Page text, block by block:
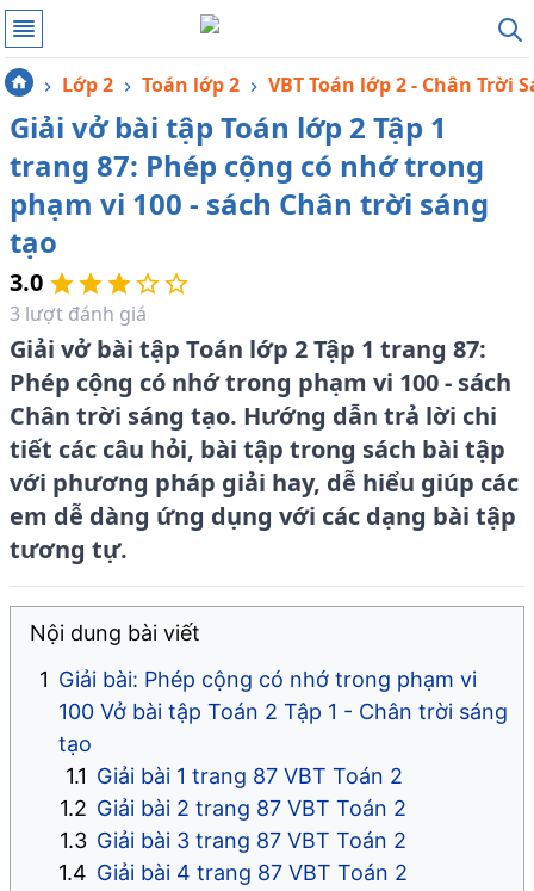
Lớp 2 Toán lớp 2 VBT Toán lớp 2 - Chân Trời
Giải vở bài tập Toán lớp 2 Tập 1
trang 87: Phép cộng có nhớ trong
phạm vi 100 - sách Chân trời sáng
tạo
Giải vở bài tập Toán lớp 2 Tập 1 trang 87:
Phép cộng có nhớ trong phạm vi 100 - sách
Chân trời sáng tạo. Hướng dẫn trả lời chi
tiết các câu hỏi, bài tập trong sách bài tập
với phương pháp giải hay, dễ hiểu giúp các
em dễ dàng ứng dụng với các dạng bài tập
tương tự.
3.0
3 lượt đánh giá
Nội dung bài viết
Giải bài: Phép cộng có nhớ trong phạm vi
100 Vở bài tập Toán 2 Tập 1 - Chân trời sáng
tạo
Giải bài 1 trang 87 VBT Toán 2
Giải bài 2 trang 87 VBT Toán 2
Giải bài 3 trang 87 VBT Toán 2
Giải bài 4 trang 87 VBT Toán 2